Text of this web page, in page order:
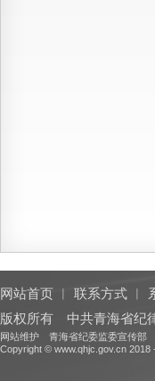
网站首页 联系方式
版权所有 中共青海省纪
网站维护 青海省纪委监委宣传
Copyright © www.qhjc.gov.cn 2018